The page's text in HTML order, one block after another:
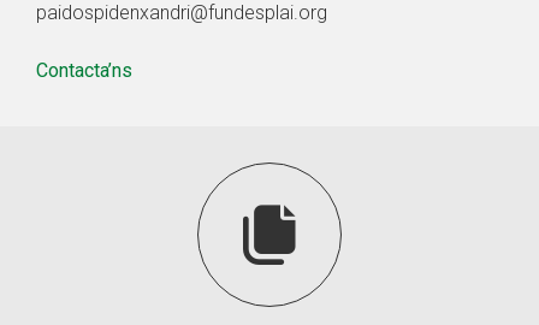
paidospidenxandri@fundesplai.org
Contacta’ns
